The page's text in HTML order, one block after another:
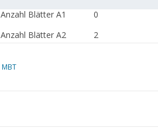
Anzahl Blätter A1
0
Anzahl Blätter A2
2
MBT